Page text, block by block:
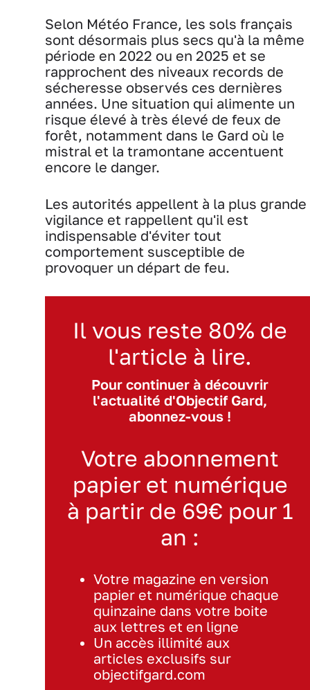
Selon Météo France, les sols français
sont désormais plus secs qu'à la même
période en 2022 ou en 2025 et se
rapprochent des niveaux records de
sécheresse observés ces dernières
années. Une situation qui alimente un
risque élevé à très élevé de feux de
forêt, notamment dans le Gard où le
mistral et la tramontane accentuent
encore le danger.
Les autorités appellent à la plus grande
vigilance et rappellent qu'il est
indispensable d'éviter tout
comportement susceptible de
provoquer un départ de feu.
Il vous reste 80% de
l'article à lire.
Pour continuer à découvrir
l'actualité d'Objectif Gard,
abonnez-vous !
Votre abonnement
papier et numérique
à partir de 69€ pour 1
an :
Votre magazine en version
papier et numérique chaque
quinzaine dans votre boite
aux lettres et en ligne
Un accès illimité aux
articles exclusifs sur
objectifgard.com